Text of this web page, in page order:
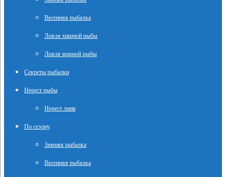
Весенняя рыбалка
Ловля хищной рыбы
Ловля мирной рыбы
Секреты рыбалки
Нерест рыбы
Нерест линя
По сезону
Зимняя рыбалка
Весенняя рыбалка